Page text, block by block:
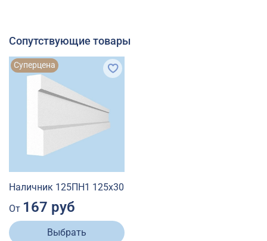
Сопутствующие товары
Суперцена
Наличник 125ПН1 125х30
От 167 руб
Выбрать